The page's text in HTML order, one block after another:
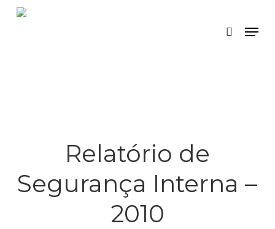
Skip
search
Menu
Relatório de
Segurança Interna –
2010